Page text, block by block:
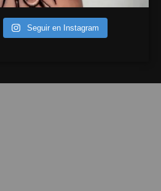
Seguir en Instagram